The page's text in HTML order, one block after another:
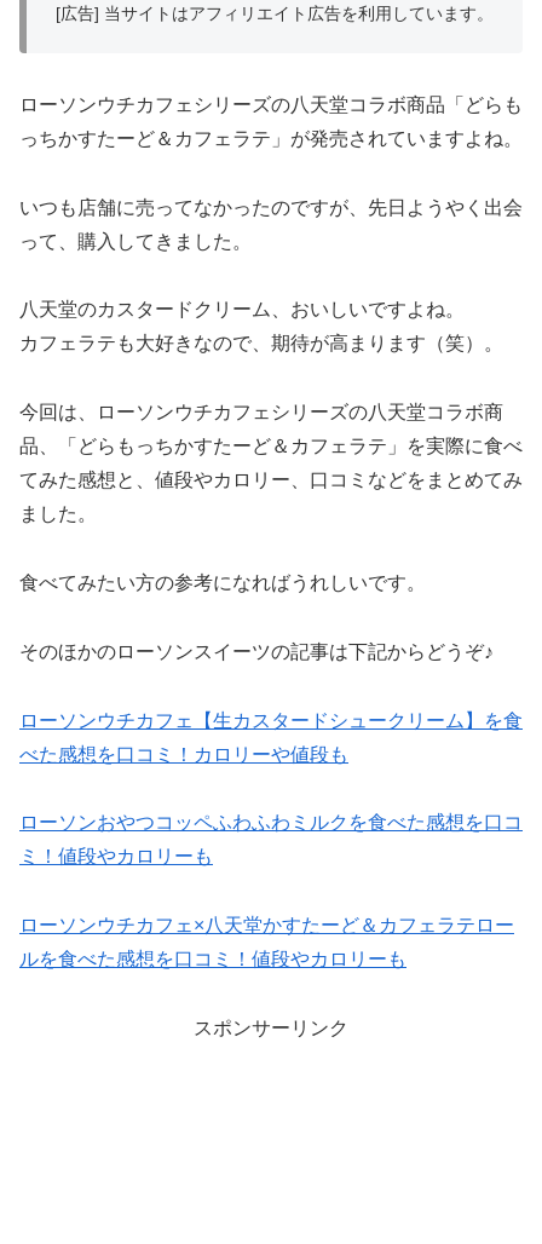
[広告] 当サイトはアフィリエイト広告を利用しています。
ローソンウチカフェシリーズの八天堂コラボ商品「どらも
っちかすたーど＆カフェラテ」が発売されていますよね。
いつも店舗に売ってなかったのですが、先日ようやく出会
って、購入してきました。
八天堂のカスタードクリーム、おいしいですよね。
カフェラテも大好きなので、期待が高まります（笑）。
今回は、ローソンウチカフェシリーズの八天堂コラボ商
品、「どらもっちかすたーど＆カフェラテ」を実際に食べ
てみた感想と、値段やカロリー、口コミなどをまとめてみ
ました。
食べてみたい方の参考になればうれしいです。
そのほかのローソンスイーツの記事は下記からどうぞ♪
ローソンウチカフェ【生カスタードシュークリーム】を食
べた感想を口コミ！カロリーや値段も
ローソンおやつコッペふわふわミルクを食べた感想を口コ
ミ！値段やカロリーも
ローソンウチカフェ×八天堂かすたーど＆カフェラテロー
ルを食べた感想を口コミ！値段やカロリーも
スポンサーリンク